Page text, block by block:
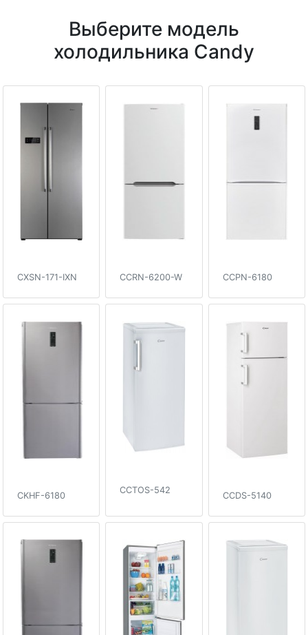
Выберите модель
холодильника Candy
CXSN-171-IXN CCRN-6200-W CCPN-6180
CKHF-6180
CCTOS-542
CCDS-5140